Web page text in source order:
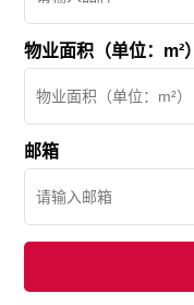
物业面积（单位：m²）
邮箱